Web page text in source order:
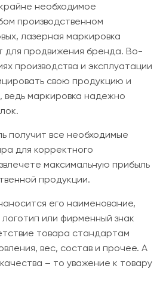
необходимое
производственном
лазерная маркировка
для продвижения бренда. Во-
производства и эксплуатации
свою продукцию и
ведь маркировка надежно
получит все необходимые
для корректного
максимальную прибыль
продукции.
его наименование,
или фирменный знак
товара стандартам
вес, состав и прочее. А
– то уважение к товару